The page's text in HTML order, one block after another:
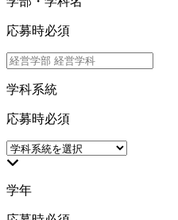
応募時必須
学科系統
応募時必須
学年